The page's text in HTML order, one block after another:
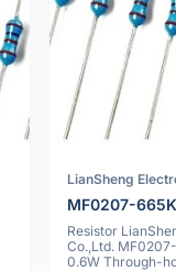
LianSheng
MF0207-665K
Resistor
Co.,Ltd.
0.6W Through-